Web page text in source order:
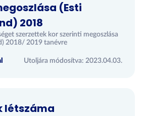
(Esti
2018
szerzettek kor szerinti megoszlása
2018/ 2019 tanévre
Utoljára módosítva: 2023.04.03.
létszáma